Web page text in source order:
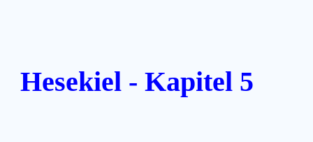
Hesekiel - Kapitel 5